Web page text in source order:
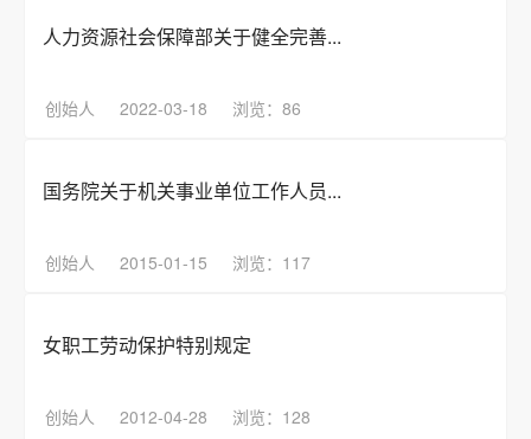
人力资源社会保障部关于健全完善...
创始人 2022-03-18 浏览：86
国务院关于机关事业单位工作人员...
创始人 2015-01-15 浏览：117
女职工劳动保护特别规定
创始人 2012-04-28 浏览：128